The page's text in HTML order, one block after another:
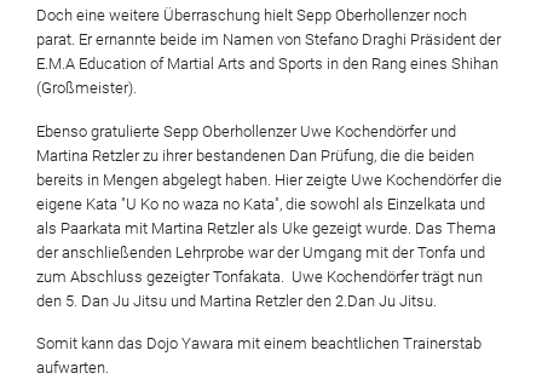
Doch eine weitere Überraschung hielt Sepp Oberhollenzer noch
parat. Er ernannte beide im Namen von Stefano Draghi Präsident der
E.M.A Education of Martial Arts and Sports in den Rang eines Shihan
(Großmeister).
Ebenso gratulierte Sepp Oberhollenzer Uwe Kochendörfer und
Martina Retzler zu ihrer bestandenen Dan Prüfung, die die beiden
bereits in Mengen abgelegt haben. Hier zeigte Uwe Kochendörfer die
eigene Kata "U Ko no waza no Kata", die sowohl als Einzelkata und
als Paarkata mit Martina Retzler als Uke gezeigt wurde. Das Thema
der anschließenden Lehrprobe war der Umgang mit der Tonfa und
zum Abschluss gezeigter Tonfakata. Uwe Kochendörfer trägt nun
den 5. Dan Ju Jitsu und Martina Retzler den 2.Dan Ju Jitsu.
Somit kann das Dojo Yawara mit einem beachtlichen Trainerstab
aufwarten.